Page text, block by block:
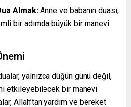
Almak: Anne ve babanın duası,
bir adımda büyük bir manevi
yalnızca düğün günü değil,
etkileyebilecek bir manevi
Allah’tan yardım ve bereket